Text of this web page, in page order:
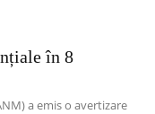
în 8
a emis o avertizare